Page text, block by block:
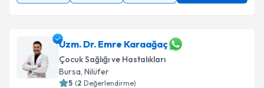
Uzm. Dr. Emre Karaağaç
Çocuk Sağlığı ve Hastalıkları
Bursa, Nilüfer
5 (2 Değerlendirme)